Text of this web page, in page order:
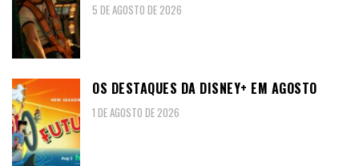
5 DE AGOSTO DE 2026
OS DESTAQUES DA DISNEY+ EM AGOSTO
1 DE AGOSTO DE 2026